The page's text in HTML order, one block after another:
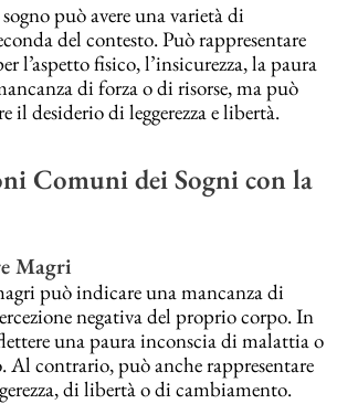
può avere una varietà di
del contesto. Può rappresentare
l’aspetto fisico, l’insicurezza, la paura
di forza o di risorse, ma può
il desiderio di leggerezza e libertà.
Comuni dei Sogni con la
Magri
può indicare una mancanza di
negativa del proprio corpo. In
una paura inconscia di malattia o
Al contrario, può anche rappresentare
di libertà o di cambiamento.